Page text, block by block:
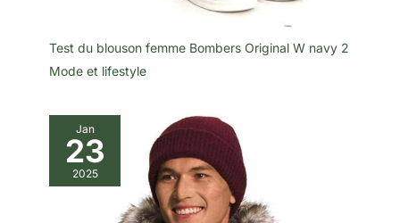
Test du blouson femme Bombers Original W navy 2
Mode et lifestyle
Jan
23
2025